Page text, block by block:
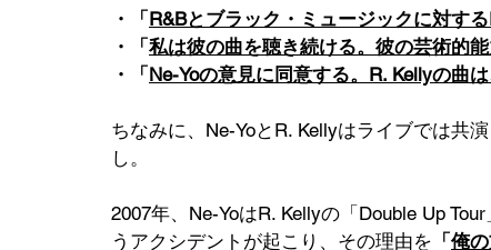
・「R&Bとブラック・ミュージックに対す
・「私は彼の曲を聴き続ける。彼の芸術的
・「Ne-Yoの意見に同意する。R. Kellyの曲
ちなみに、Ne-YoとR. Kellyはライブでは共
し。
2007年、Ne-YoはR. Kellyの「Double Up
うアクシデントが起こり、その理由を 「俺